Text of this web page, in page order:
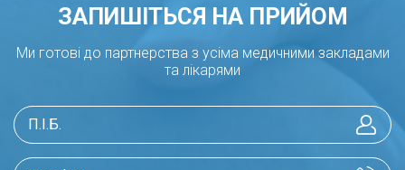
ЗАПИШІТЬСЯ НА ПРИЙОМ
Ми готові до партнерства з усіма медичними закладами
та лікарями